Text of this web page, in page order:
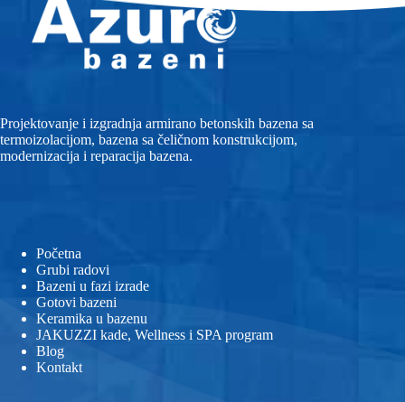
Projektovanje i izgradnja armirano betonskih bazena sa
termoizolacijom, bazena sa čeličnom konstrukcijom,
modernizacija i reparacija bazena.
Početna
Grubi radovi
Bazeni u fazi izrade
Gotovi bazeni
Keramika u bazenu
JAKUZZI kade, Wellness i SPA program
Blog
Kontakt